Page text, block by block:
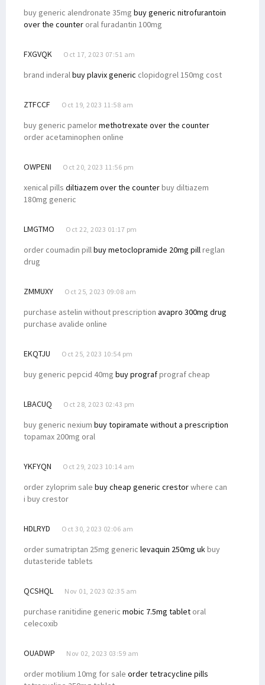
buy generic alendronate 35mg buy generic nitrofurantoin
over the counter oral furadantin 100mg
FXGVQK Oct 17, 2023 07:51 am
brand inderalbuy plavix generic clopidogrel 150mg cost
ZTFCCF Oct 19, 2023 11:58 am
buy generic pamelormethotrexate over the counter
order acetaminophen online
OWPENI Oct 20, 2023 11:56 pm
xenical pills diltiazem over the counterbuy diltiazem
180mg generic
LMGTMO Oct 22, 2023 01:17 pm
order coumadin pillbuy metoclopramide 20mg pillreglan
drug
ZMMUXY Oct 25, 2023 09:08 am
purchase astelin without prescription avapro 300mg drug
purchase avalide online
EKQTJU Oct 25, 2023 10:54 pm
buy generic pepcid 40mg buy prografprograf cheap
LBACUQ Oct 28, 2023 02:43 pm
buy generic nexium buy topiramate without a prescription
topamax 200mg oral
YKFYQN Oct 29, 2023 10:14 am
order zyloprim sale buy cheap generic crestorwhere can
i buy crestor
HDLRYD Oct 30, 2023 02:06 am
order sumatriptan 25mg generic levaquin 250mg ukbuy
dutasteride tablets
QCSHQL Nov 01, 2023 02:35 am
purchase ranitidine generic mobic 7.5mg tablet oral
celecoxib
OUADWP Nov 02, 2023 03:59 am
order motilium 10mg for sale order tetracycline pills